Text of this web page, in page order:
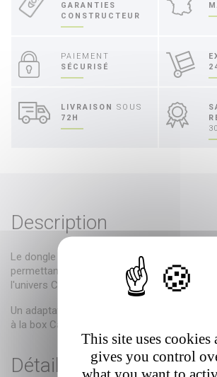
GARANTIES
CONSTRUCTEUR
PAIEMENT
SÉCURISÉ
LIVRAISON
SOUS
72H
Description
Le dongle Zunir R Calyps'home est un
permettant de rendre compatible votre
l'univers Calyps'home d'Eveno.
Un adaptateur (partie noire) est fourni pour
à la box Calyps'Home.
Détails du produit
This site uses cookies
gives you control
what you want to